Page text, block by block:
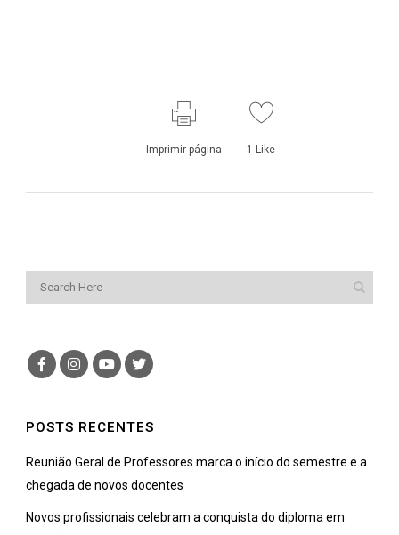
Imprimir página 1 Like
POSTS RECENTES
Reunião Geral de Professores marca o início do semestre e a
chegada de novos docentes
Novos profissionais celebram a conquista do diploma em